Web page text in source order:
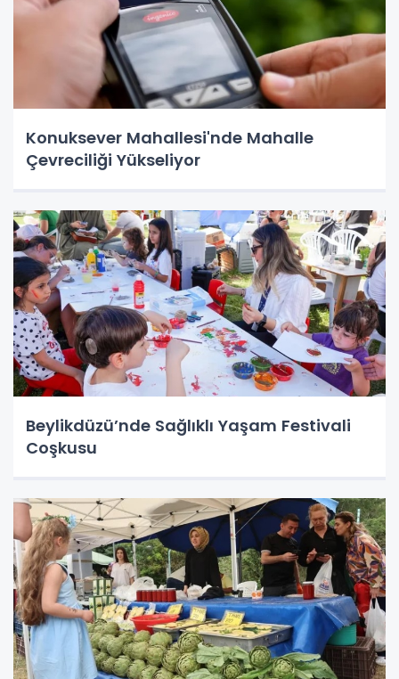
Konuksever Mahallesi'nde Mahalle
Çevreciliği Yükseliyor
Beylikdüzü’nde Sağlıklı Yaşam Festivali
Coşkusu